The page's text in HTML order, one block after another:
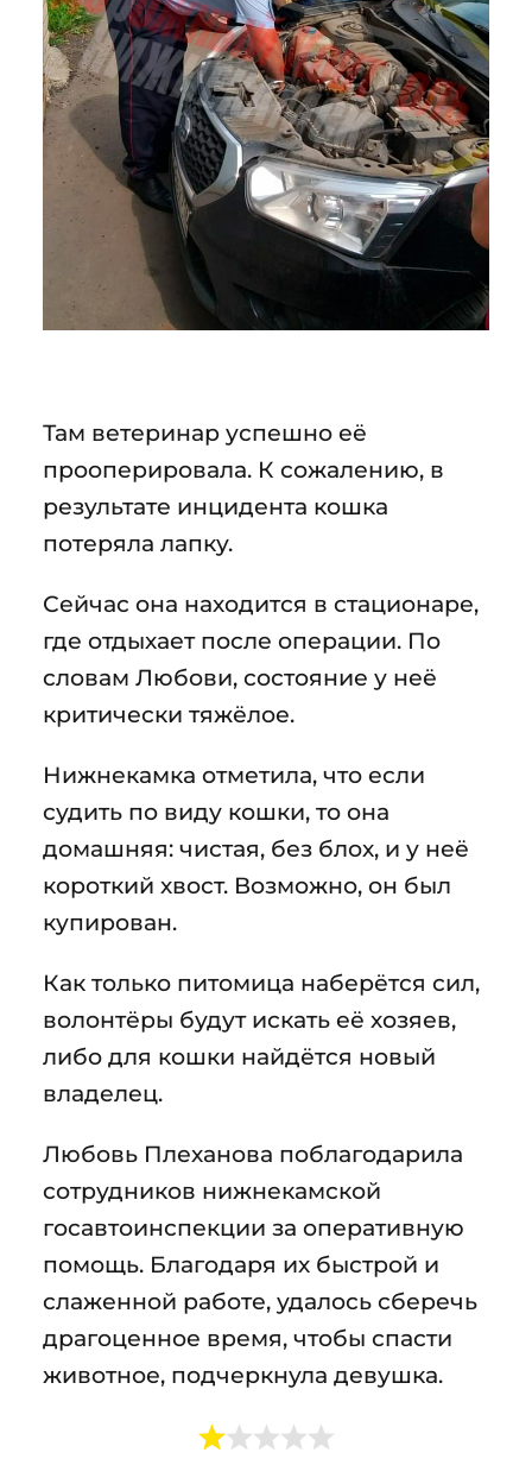
Там ветеринар успешно её
прооперировала. К сожалению, в
результате инцидента кошка
потеряла лапку.
Сейчас она находится в стационаре,
где отдыхает после операции. По
словам Любови, состояние у неё
критически тяжёлое.
Нижнекамка отметила, что если
судить по виду кошки, то она
домашняя: чистая, без блох, и у неё
короткий хвост. Возможно, он был
купирован.
Как только питомица наберётся сил,
волонтёры будут искать её хозяев,
либо для кошки найдётся новый
владелец.
Любовь Плеханова поблагодарила
сотрудников нижнекамской
госавтоинспекции за оперативную
помощь. Благодаря их быстрой и
слаженной работе, удалось сберечь
драгоценное время, чтобы спасти
животное, подчеркнула девушка.